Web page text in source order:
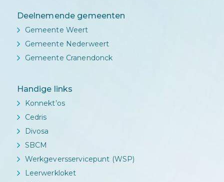
Deelnemende gemeenten
Gemeente Weert
Gemeente Nederweert
Gemeente Cranendonck
Handige links
Konnekt’os
Cedris
Divosa
SBCM
Werkgeversservicepunt (WSP)
Leerwerkloket